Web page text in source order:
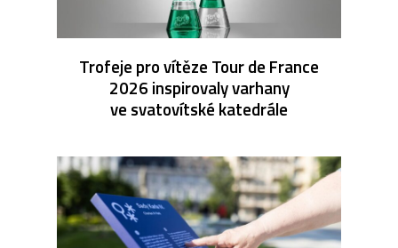
Trofeje pro vítěze Tour de France
2026 inspirovaly varhany
ve svatovítské katedrále